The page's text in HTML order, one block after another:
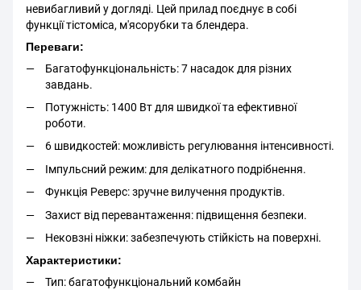
невибагливий у догляді. Цей прилад поєднує в собі
функції тістоміса, м'ясорубки та блендера.
Переваги:
Багатофункціональність: 7 насадок для різних
завдань.
Потужність: 1400 Вт для швидкої та ефективної
роботи.
6 швидкостей: можливість регулювання інтенсивності.
Імпульсний режим: для делікатного подрібнення.
Функція Реверс: зручне вилучення продуктів.
Захист від перевантаження: підвищення безпеки.
Нековзні ніжки: забезпечують стійкість на поверхні.
Характеристики:
Тип: багатофункціональний комбайн